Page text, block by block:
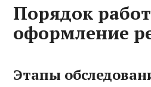
Порядок
оформление
Этапы